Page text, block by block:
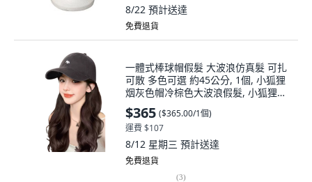
8/22 預計送達
免費退貨
一體式棒球帽假髮 大波浪仿真髮 可扎
可散 多色可選 約45公分, 1個, 小狐狸
烟灰色帽冷棕色大波浪假髮, 小狐狸烟
灰色帽冷棕色大波浪假髮
$365 ($365.00/1個)
運費 $107
8/12 星期三 預計送達
免費退貨
(3)